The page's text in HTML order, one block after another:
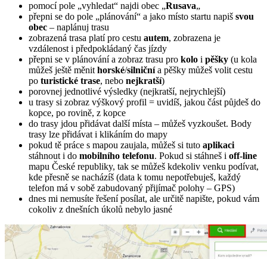
pomocí pole „vyhledat“ najdi obec „Rusava„
přepni se do pole „plánování“ a jako místo startu napiš svou
obec – naplánuj trasu
zobrazená trasa platí pro cestu autem, zobrazena je
vzdálenost i předpokládaný čas jízdy
přepni se v plánování a zobraz trasu pro kolo i pěšky (u kola
můžeš ještě měnit horské/silničnía pěšky můžeš volit cestu
po turistické trase, nebo nejkratší)
porovnej jednotlivé výsledky (nejkratší, nejrychlejší)
u trasy si zobraz výškový profil = uvidíš, jakou část půjdeš do
kopce, po rovině, z kopce
do trasy jdou přidávat další místa – můžeš vyzkoušet. Body
trasy lze přidávat i klikáním do mapy
pokud tě práce s mapou zaujala, můžeš si tuto aplikaci
stáhnout i do mobilního telefonu. Pokud si stáhneš i off-line
mapu České republiky, tak se můžeš kdekoliv venku podívat,
kde přesně se nacházíš (data k tomu nepotřebuješ, každý
telefon má v sobě zabudovaný přijímač polohy – GPS)
dnes mi nemusíte řešení posílat, ale určitě napište, pokud vám
cokoliv z dnešních úkolů nebylo jasné